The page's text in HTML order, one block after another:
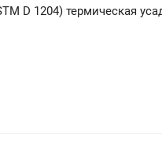
D 1204) термическая